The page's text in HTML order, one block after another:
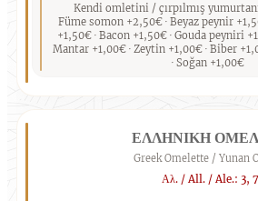
Kendi omletini / çırpılmış
Füme somon +2,50€ · Beyaz peynir
+1,50€ · Bacon +1,50€ · Gouda peyniri
Mantar +1,00€ · Zeytin +1,00€ · Biber
· Soğan +1,00€
ΕΛΛΗΝΙΚΗ
Greek Omelette / Yunan
Αλ. / All. / Ale.: 3, 7